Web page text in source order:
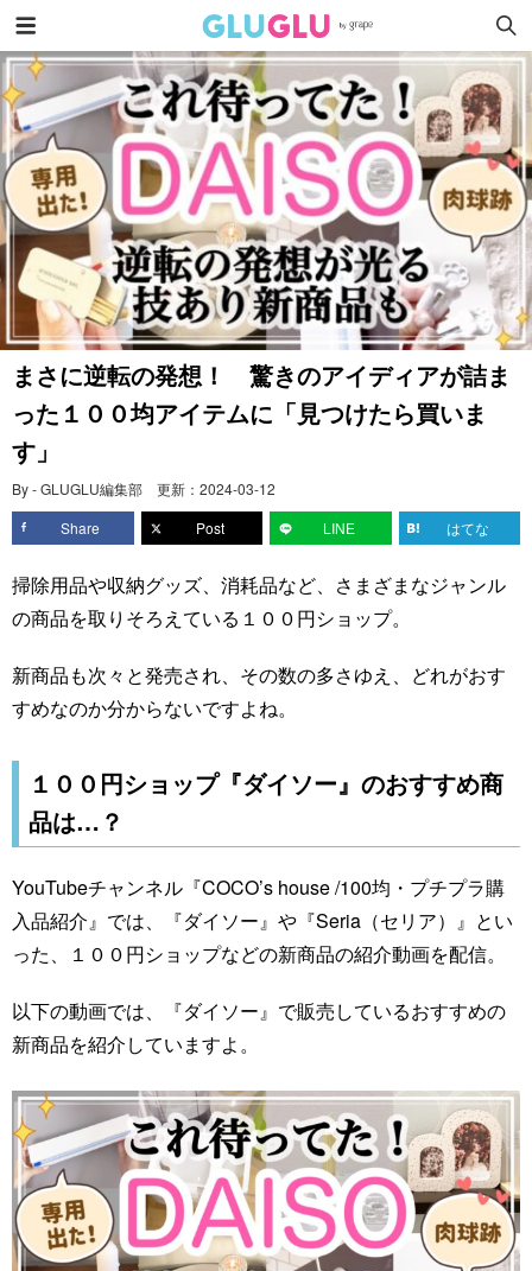
まさに逆転の発想！ 驚きのアイディアが詰ま
った１００均アイテムに「見つけたら買いま
す」
By - GLUGLU編集部 更新： 2024-03-12
Share
Post LINE はてな
掃除用品や収納グッズ、消耗品など、さまざまなジャンル
の商品を取りそろえている１００円ショップ。
新商品も次々と発売され、その数の多さゆえ、どれがおす
すめなのか分からないですよね。
１００円ショップ『ダイソー』のおすすめ商
品は…？
YouTubeチャンネル『COCO’s house /100均・プチプラ購
入品紹介』では、『ダイソー』や『Seria（セリア）』とい
った、１００円ショップなどの新商品の紹介動画を配信。
以下の動画では、『ダイソー』で販売しているおすすめの
新商品を紹介していますよ。